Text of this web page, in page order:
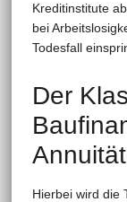
Kreditinstitute
bei
Todesfall
Der
Hierbei wird die